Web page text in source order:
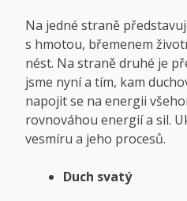
Na jedné straně
s hmotou, břemenem
nést. Na straně druhé je
jsme nyní a tím, kam
napojit se na energii
rovnováhou energií a sil.
vesmíru a jeho procesů.
Duch svatý